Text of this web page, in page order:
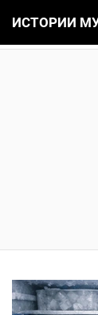
ИСТОРИИ